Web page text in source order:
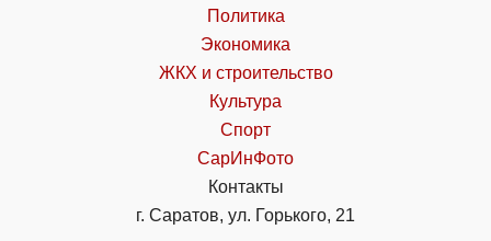
Политика
Экономика
ЖКХ и строительство
Культура
Спорт
СарИнФото
Контакты
г. Саратов, ул. Горького, 21